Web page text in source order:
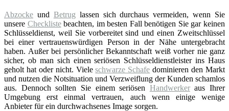
Abzocke und Betrug lassen sich durchaus vermeiden, wenn Sie
unsere Checklistebeachten, im besten Fall benötigen Sie gar keinen
Schlüsseldienst, weil Sie vorbereitet sind und einen Zweitschlüssel
bei einer vertrauenswürdigen Person in der Nähe untergebracht
haben. Außer bei persönlicher Bekanntschaft weiß vorher nie ganz
sicher, ob man sich einen seriösen Schlüsseldienstleister ins Haus
geholt hat oder nicht. Vieleschwarze Schafe dominieren den Markt
und nutzen die Notsituation und Verzweiflung der Kunden schamlos
aus. Dennoch sollten Sie einem seriösen Handwerkeraus Ihrer
Umgebung erst einmal vertrauen, auch wenn einige wenige
Anbieter für ein durchwachsenes Image sorgen.